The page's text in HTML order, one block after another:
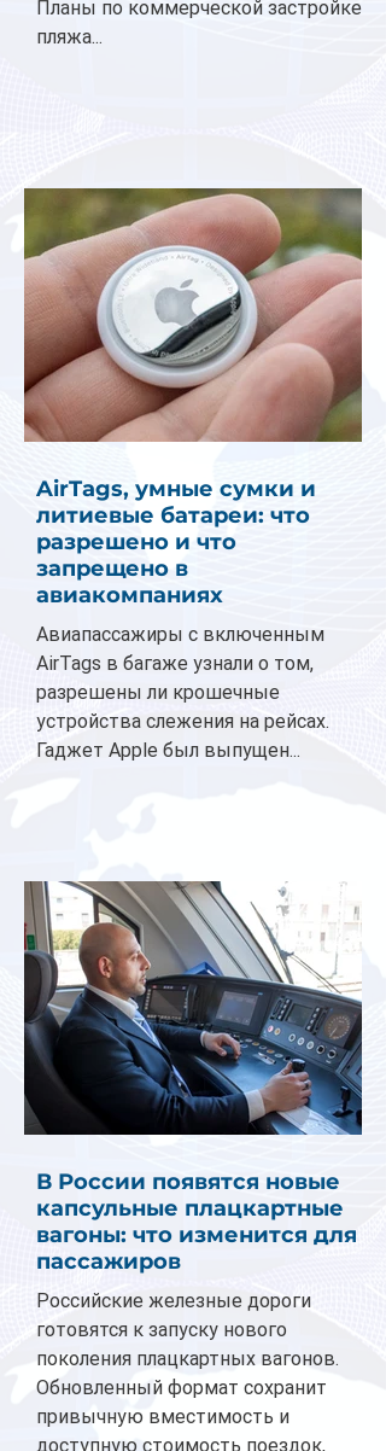
Планы по коммерческой застройке
пляжа...
AirTags, умные сумки и
литиевые батареи: что
разрешено и что
запрещено в
авиакомпаниях
Авиапассажиры с включенным
AirTags в багаже узнали о том,
разрешены ли крошечные
устройства слежения на рейсах.
Гаджет Apple был выпущен...
В России появятся новые
капсульные плацкартные
вагоны: что изменится для
пассажиров
Российские железные дороги
готовятся к запуску нового
поколения плацкартных вагонов.
Обновленный формат сохранит
привычную вместимость и
доступную стоимость поездок,